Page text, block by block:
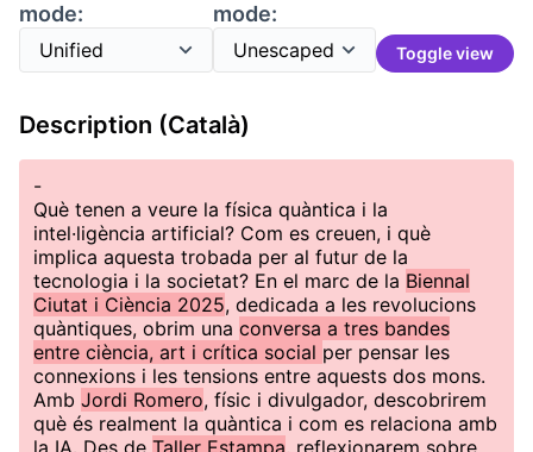
mode:
mode:
Toggle view
Description (Català)
-
Què tenen a veure la física quàntica i la
intel·ligència artificial? Com es creuen, i què
implica aquesta trobada per al futur de la
tecnologia i la societat? En el marc de la Biennal
Ciutat i Ciència 2025, dedicada a les revolucions
quàntiques, obrim una conversa a tres bandes
entre ciència, art i crítica social per pensar les
connexions i les tensions entre aquests dos mons.
Amb Jordi Romero, físic i divulgador, descobrirem
què és realment la quàntica i com es relaciona amb
la IA. Des de Taller Estampa, reflexionarem sobre